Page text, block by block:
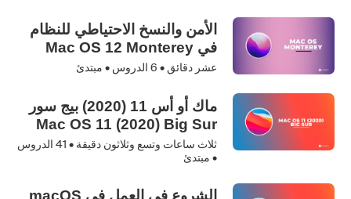
الأمن والنسخ الاحتياطي للنظام
في Mac OS 12 Monterey
عشر دقائق • 6 الدروس • مبتدئ
ماك أو أس 11 (2020) بيج سور
Mac OS 11 (2020) Big Sur
ثلاث ساعات وتسع وثلاثون دقيقة • 41 الدروس
• مبتدئ
الشروع في العمل في macOS